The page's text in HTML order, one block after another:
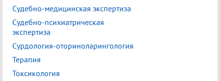
Судебно-медицинская экспертиза
Судебно-психиатрическая
экспертиза
Сурдология-оториноларингология
Терапия
Токсикология